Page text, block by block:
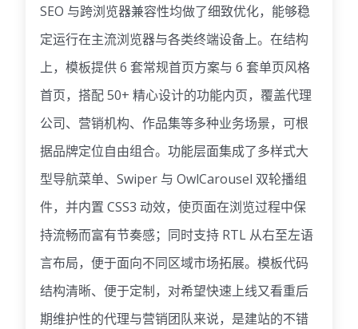
SEO 与跨浏览器兼容性均做了细致优化，能够稳
定运行在主流浏览器与各类终端设备上。在结构
上，模板提供 6 套常规首页方案与 6 套单页风格
首页，搭配 50+ 精心设计的功能内页，覆盖代理
公司、营销机构、作品集等多种业务场景，可根
据品牌定位自由组合。功能层面集成了多样式大
型导航菜单、Swiper 与 OwlCarousel 双轮播组
件，并内置 CSS3 动效，使页面在浏览过程中保
持流畅而富有节奏感；同时支持 RTL 从右至左语
言布局，便于面向不同区域市场拓展。模板代码
结构清晰、便于定制，对希望快速上线又看重后
期维护性的代理与营销团队来说，是建站的不错